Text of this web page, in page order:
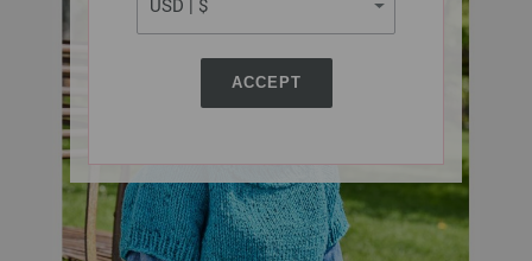
ACCEPT